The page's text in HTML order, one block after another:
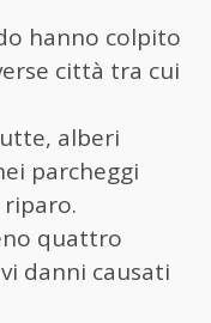
hanno colpito
città tra cui
alberi
parcheggi
quattro
danni causati